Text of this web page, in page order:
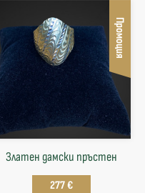
Промоция
Златен дамски пръстен
277 €